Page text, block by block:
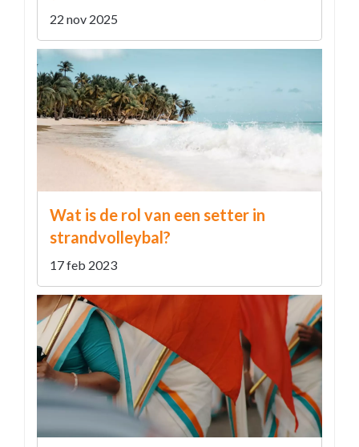
ondanks koersdaling naar $93.000
22 nov 2025
Wat is de rol van een setter in
strandvolleybal?
17 feb 2023